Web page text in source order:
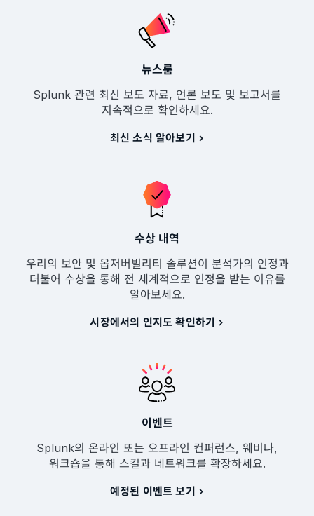
뉴스룸
Splunk 관련 최신 보도 자료, 언론 보도 및 보고서를
지속적으로 확인하세요.
최신 소식 알아보기
수상 내역
우리의 보안 및 옵저버빌리티 솔루션이 분석가의 인정과
더불어 수상을 통해 전 세계적으로 인정을 받는 이유를
알아보세요.
시장에서의 인지도 확인하기
이벤트
Splunk의 온라인 또는 오프라인 컨퍼런스, 웨비나,
워크숍을 통해 스킬과 네트워크를 확장하세요.
예정된 이벤트 보기